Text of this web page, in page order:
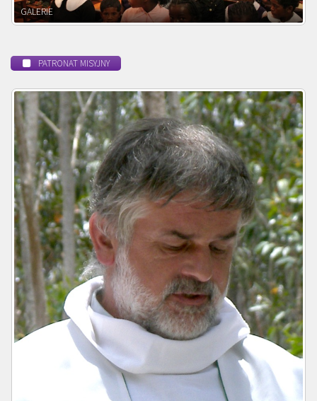
POWOŁANIE MISYJNE
PATRONAT MISYJNY